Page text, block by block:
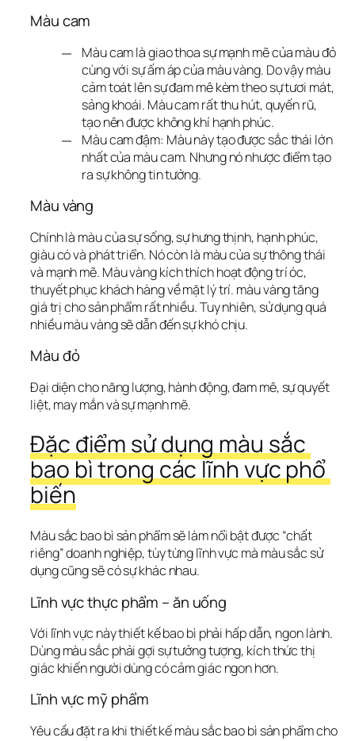
Màu cam
Màu cam là giao thoa sự mạnh mẽ của màu đỏ
cùng với sự ấm áp của màu vàng. Do vậy màu
cảm toát lên sự đam mê kèm theo sự tươi mát,
sảng khoái. Màu cam rất thu hút, quyến rũ,
tạo nên được không khí hạnh phúc.
Màu cam đậm: Màu này tạo được sắc thái lớn
nhất của màu cam. Nhưng nó nhược điểm tạo
ra sự không tin tưởng.
Màu vàng
Chính là màu của sự sống, sự hưng thịnh, hạnh phúc,
giàu có và phát triển. Nó còn là màu của sự thông thái
và mạnh mẽ. Màu vàng kích thích hoạt động trí óc,
thuyết phục khách hàng về mặt lý trí. màu vàng tăng
giá trị cho sản phẩm rất nhiều. Tuy nhiên, sử dụng quá
nhiều màu vàng sẽ dẫn đến sự khó chịu.
Màu đỏ
Đại diện cho năng lượng, hành động, đam mê, sự quyết
liệt, may mắn và sự mạnh mẽ.
Đặc điểm sử dụng màu sắc
bao bì trong các lĩnh vực phổ
biến
Màu sắc bao bì sản phẩm sẽ làm nổi bật được “chất
riêng” doanh nghiệp, tùy từng lĩnh vực mà màu sắc sử
dụng cũng sẽ có sự khác nhau.
Lĩnh vực thực phẩm – ăn uống
Với lĩnh vực này thiết kế bao bì phải hấp dẫn, ngon lành.
Dùng màu sắc phải gợi sự tưởng tượng, kích thức thị
giác khiến người dùng có cảm giác ngon hơn.
Lĩnh vực mỹ phẩm
Yêu cầu đặt ra khi thiết kế màu sắc bao bì sản phẩm cho